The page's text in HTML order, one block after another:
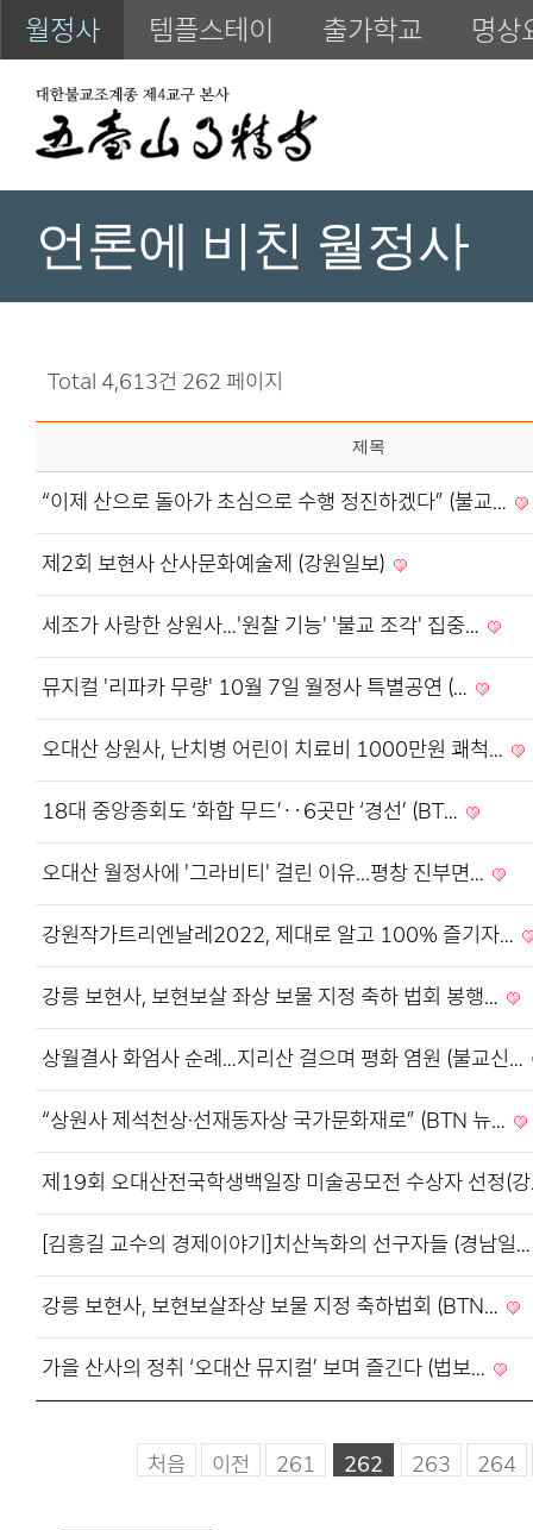
월정사 템플스테이 출가학교 명상
언론에 비친 월정사
Total 4,613건 262 페이지
제목
“이제 산으로 돌아가 초심으로 수행 정진하겠다” (불교…
제2회 보현사 산사문화예술제 (강원일보)
세조가 사랑한 상원사…'원찰 기능' '불교 조각' 집중…
뮤지컬 '리파카 무량' 10월 7일 월정사 특별공연 (…
오대산 상원사, 난치병 어린이 치료비 1000만원 쾌척…
18대 중앙종회도 ‘화합 무드’‥6곳만 ‘경선’ (BT…
오대산 월정사에 '그라비티' 걸린 이유...평창 진부면…
강원작가트리엔날레2022, 제대로 알고 100% 즐기자…
강릉 보현사, 보현보살 좌상 보물 지정 축하 법회 봉행…
상월결사 화엄사 순례…지리산 걸으며 평화 염원 (불교신…
“상원사 제석천상·선재동자상 국가문화재로” (BTN 뉴…
제19회 오대산전국학생백일장 미술공모전 수상자 선정(
[김흥길 교수의 경제이야기]치산녹화의 선구자들 (경남일
강릉 보현사, 보현보살좌상 보물 지정 축하법회 (BTN…
가을 산사의 정취 ‘오대산 뮤지컬’ 보며 즐긴다 (법보…
처음 이전 261 262 263 264